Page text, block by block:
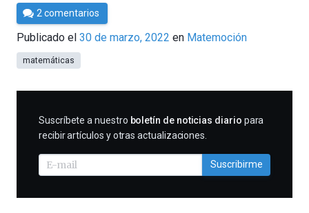
Por
César
Tomé
2 comentarios
Publicado el 30 de marzo, 2022 en Matemoción
matemáticas
SUSCRIBIRME
Suscríbete a nuestro boletín de noticias diario para
recibir artículos y otras actualizaciones.
Suscribirme